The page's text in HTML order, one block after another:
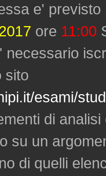
e' previsto
ore 11:00
necessario
sito
esami/
di
su un
di quelli